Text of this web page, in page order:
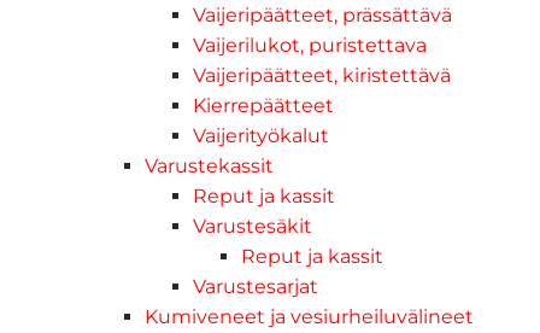
Vaijeripäätteet, prässättävä
Vaijerilukot, puristettava
Vaijeripäätteet, kiristettävä
Kierrepäätteet
Vaijerityökalut
Varustekassit
Reput ja kassit
Varustesäkit
Reput ja kassit
Varustesarjat
Kumiveneet ja vesiurheiluvälineet